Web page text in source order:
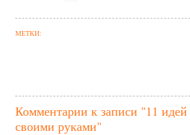
МЕТКИ:
Комментарии к записи "11 идей
своими руками"